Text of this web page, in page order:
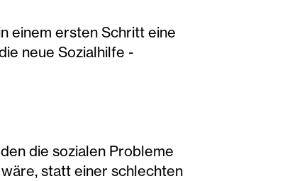
einem ersten Schritt eine
neue Sozialhilfe -
die sozialen Probleme
statt einer schlechten